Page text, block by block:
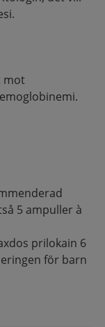
mot
5 ampuller à
prilokain 6
för barn